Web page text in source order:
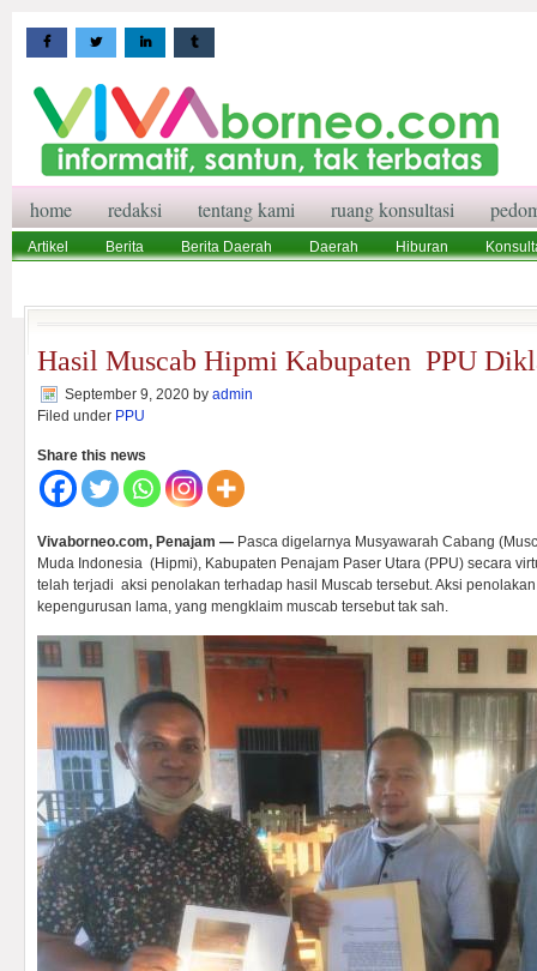
home redaksi tentang kami ruang konsultasi
Artikel Berita Berita Daerah Daerah Hiburan
Hasil Muscab Hipmi Kabupaten PPU
September 9, 2020 by admin
Filed under PPU
Share this news
Vivaborneo.com, Penajam — Pasca digelarnya Musyawarah Cabang
Muda Indonesia (Hipmi), Kabupaten Penajam Paser Utara (PPU) secara
telah terjadi aksi penolakan terhadap hasil Muscab tersebut. Aksi
kepengurusan lama, yang mengklaim muscab tersebut tak sah.